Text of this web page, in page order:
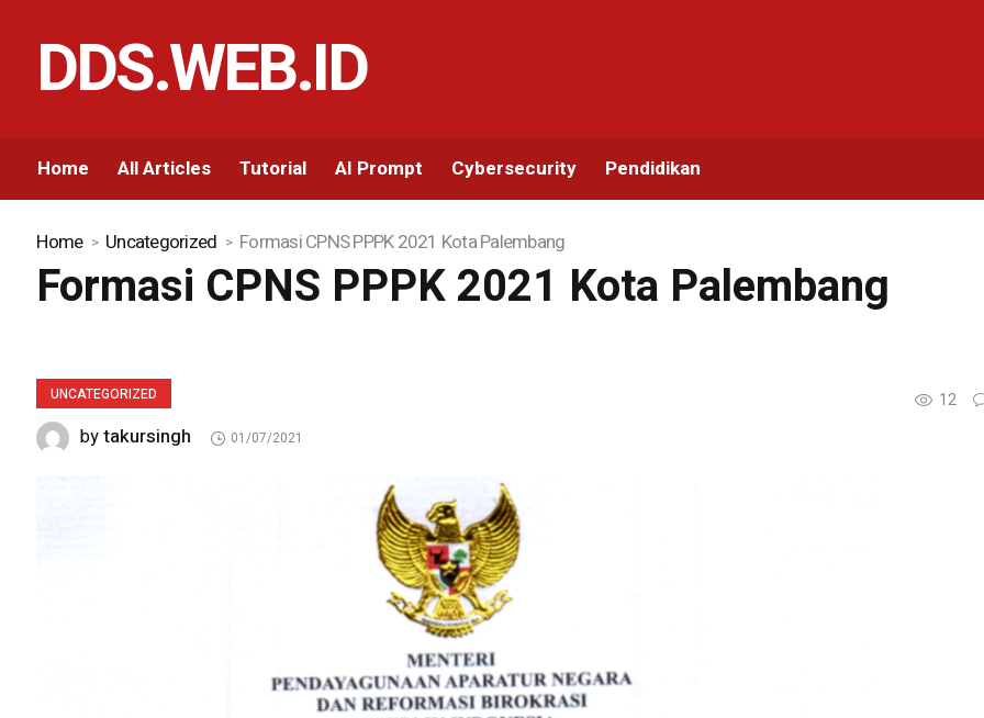
DDS.WEB.ID
Home All Articles Tutorial AI Prompt Cybersecurity Pendidikan
Home Uncategorized Formasi CPNS PPPK 2021 Kota Palembang
Formasi CPNS PPPK 2021 Kota Palembang
UNCATEGORIZED 12
bytakursingh 01/07/2021